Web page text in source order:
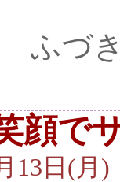
ふづ
顔で
13日(